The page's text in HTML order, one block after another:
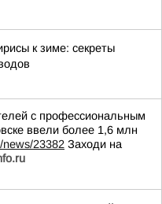
к зиме: секреты
с профессиональным
ввели более 1,6 млн
news/23382 Заходи на